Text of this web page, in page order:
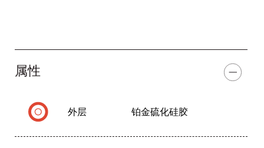
属性
外层 铂金硫化硅胶